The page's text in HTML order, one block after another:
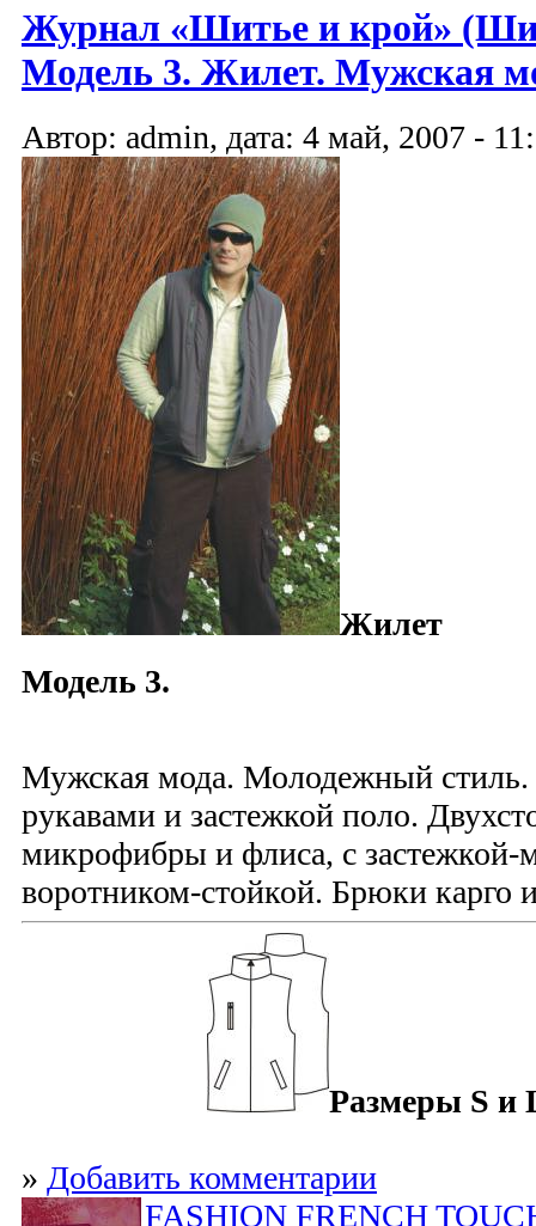
Журнал «Шитье и крой»
Модель 3. Жилет. Мужская
Автор: admin, дата: 4 май, 2007 -
Жилет
Модель 3.
Мужская мода. Молодежный
рукавами и застежкой поло.
микрофибры и флиса, с застежкой-
воротником-стойкой. Брюки карго
Размеры S и
» Добавить комментарии
FASHION FRENCH